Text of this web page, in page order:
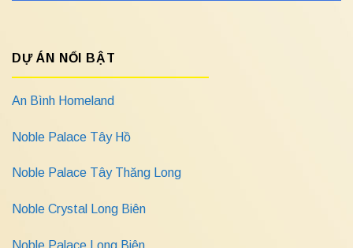
DỰ ÁN NỔI BẬT
An Bình Homeland
Noble Palace Tây Hồ
Noble Palace Tây Thăng Long
Noble Crystal Long Biên
Noble Palace Long Biên